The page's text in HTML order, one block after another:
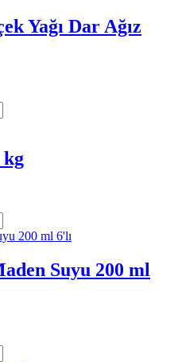
Yağı Dar Ağız
Suyu 200 ml